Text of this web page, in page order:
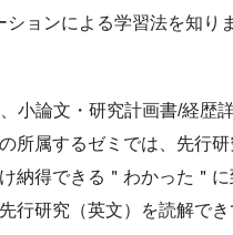
ョンによる学習法を知
小論文・研究計画書/経歴
所属するゼミでは、先行
納得できる＂わかった＂
研究（英文）を読解で